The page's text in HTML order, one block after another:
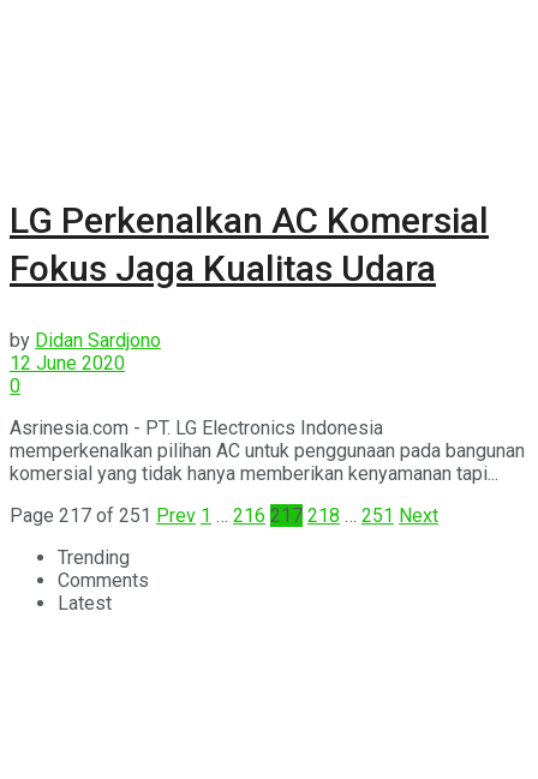
LG Perkenalkan AC Komersial
Fokus Jaga Kualitas Udara
by Didan Sardjono
12 June 2020
0
Asrinesia.com - PT. LG Electronics Indonesia
memperkenalkan pilihan AC untuk penggunaan pada bangunan
komersial yang tidak hanya memberikan kenyamanan tapi...
Page 217 of 251 Prev 1 … 216 217 218 … 251 Next
Trending
Comments
Latest